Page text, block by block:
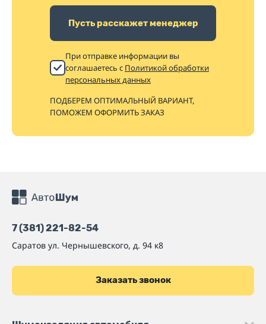
Пусть расскажет менеджер
При отправке информации вы
соглашаетесь с Политикой обработки
персональных данных
ПОДБЕРЕМ ОПТИМАЛЬНЫЙ ВАРИАНТ,
ПОМОЖЕМ ОФОРМИТЬ ЗАКАЗ
7 (381) 221-82-54
Саратов ул. Чернышевского, д. 94 к8
Заказать звонок